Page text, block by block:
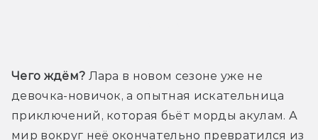
Чего ждём? Лара в новом сезоне уже не
девочка-новичок, а опытная искательница
приключений, которая бьёт морды акулам. А
мир вокруг неё окончательно превратился из